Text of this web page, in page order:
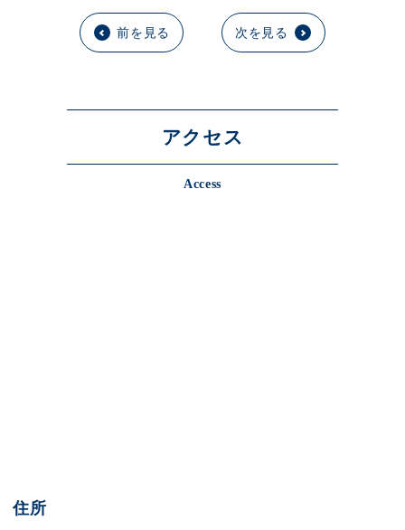
前を見る 次を見る
アクセス
Access
住所